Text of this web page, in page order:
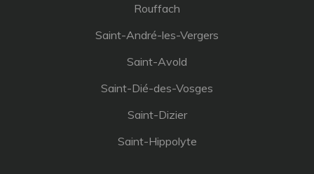
Rouffach
Saint-André-les-Vergers
Saint-Avold
Saint-Dié-des-Vosges
Saint-Dizier
Saint-Hippolyte